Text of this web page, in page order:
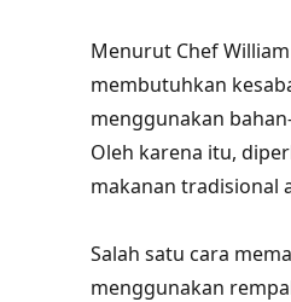
Menurut Chef
membutuhkan
menggunakan
Oleh karena itu,
makanan tradisional
Salah satu cara
menggunakan